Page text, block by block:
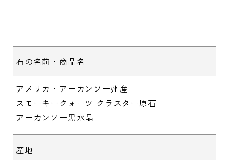
石の名前・商品名
アメリカ・アーカンソー州産
スモーキークォーツ クラスター原石
アーカンソー黒水晶
産地